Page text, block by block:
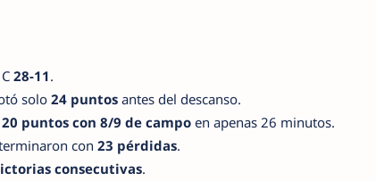
28-11.
solo 24 puntosantes del descanso.
20 puntos con 8/9 de campoen apenas 26 minutos.
con 23 pérdidas.
consecutivas.